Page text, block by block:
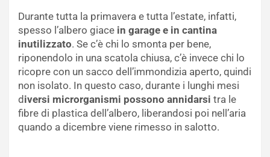
Durante tutta la primavera e tutta l’estate, infatti,
spesso l’albero giace in garage e in cantina
inutilizzato. Se c’è chi lo smonta per bene,
riponendolo in una scatola chiusa, c’è invece chi lo
ricopre con un sacco dell’immondizia aperto, quindi
non isolato. In questo caso, durante i lunghi mesi
diversi microrganismi possono annidarsi tra le
fibre di plastica dell’albero, liberandosi poi nell’aria
quando a dicembre viene rimesso in salotto.